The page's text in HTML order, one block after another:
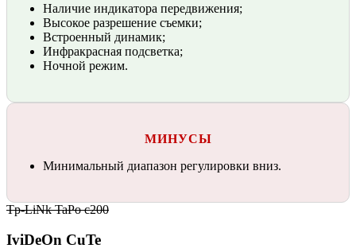
Наличие индикатора передвижения;
Высокое разрешение съемки;
Встроенный динамик;
Инфракрасная подсветка;
Ночной режим.
МИНУСЫ
Минимальный диапазон регулировки вниз.
Tp-LiNk TaPo c200
IviDeOn CuTe